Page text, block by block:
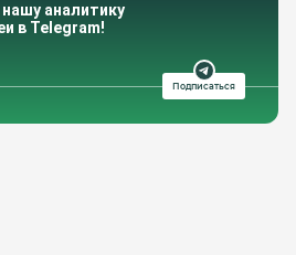
аналитику
в Telegram!
Подписаться